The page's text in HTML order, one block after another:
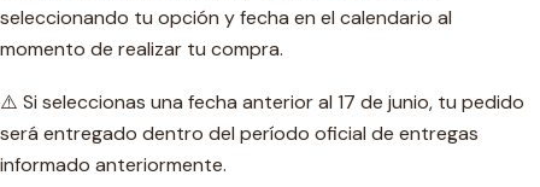
seleccionando tu opción y fecha en el calendario al
momento de realizar tu compra.
⚠️ Si seleccionas una fecha anterior al 17 de junio, tu pedido
será entregado dentro del período oficial de entregas
informado anteriormente.